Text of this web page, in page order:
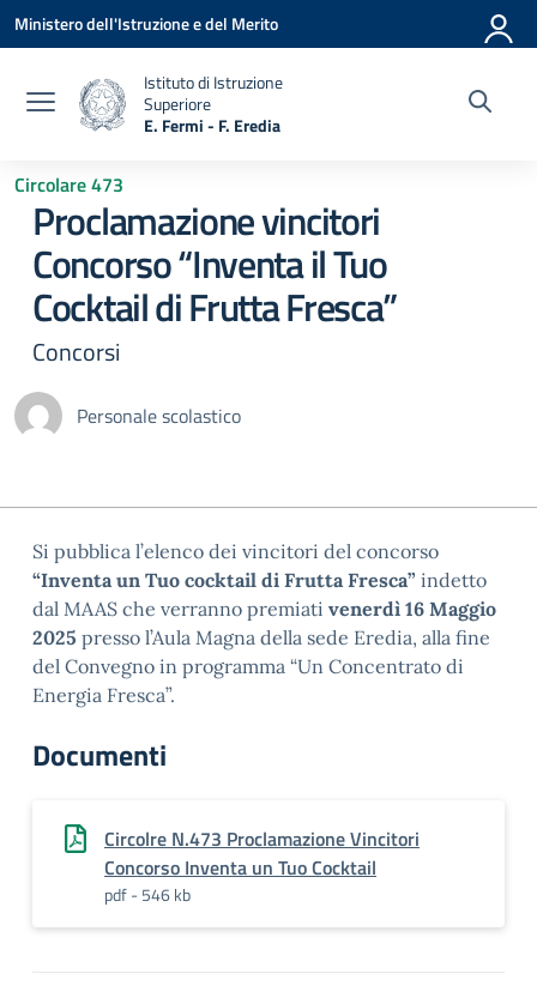
Vai ai contenuti
Vai al menu di navigazione
Vai al footer
Ministero dell'Istruzione e del Merito
Istituto di Istruzione
Superiore
E. Fermi - F. Eredia
Circolare 473
Proclamazione vincitori
Concorso “Inventa il Tuo
Cocktail di Frutta Fresca”
Concorsi
Personale scolastico
Si pubblica l’elenco dei vincitori del concorso
“Inventa un Tuo cocktail di Frutta Fresca” indetto
dal MAAS che verranno premiati venerdì 16 Maggio
2025 presso l’Aula Magna della sede Eredia, alla fine
del Convegno in programma “Un Concentrato di
Energia Fresca”.
Documenti
Circolre N.473 Proclamazione Vincitori
Concorso Inventa un Tuo Cocktail
pdf - 546 kb